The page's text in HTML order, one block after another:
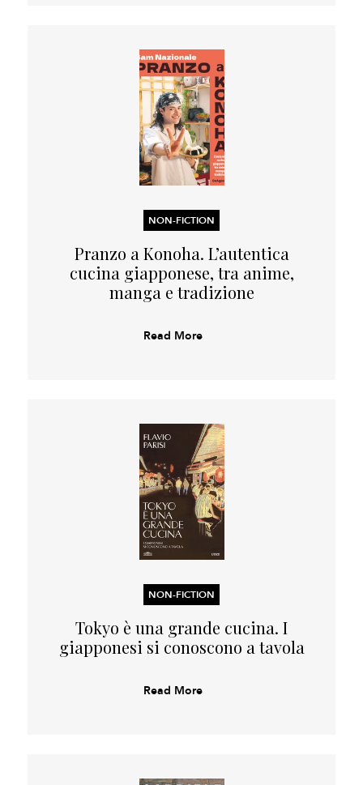
NON-FICTION
Pranzo a Konoha. L’autentica
cucina giapponese, tra anime,
manga e tradizione
Read More
NON-FICTION
Tokyo è una grande cucina. I
giapponesi si conoscono a tavola
Read More